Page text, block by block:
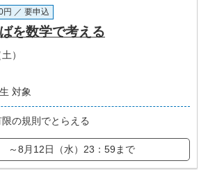
円 ／ 要申込
を数学で考える
）
対象
の規則でとらえる
～8月12日（水）23：59まで